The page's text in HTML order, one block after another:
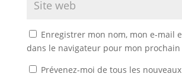
Enregistrer mon nom, mon e-mail
dans le navigateur pour mon
Prévenez-moi de tous les nouveaux